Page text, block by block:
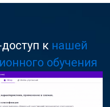
к нашей
обучения